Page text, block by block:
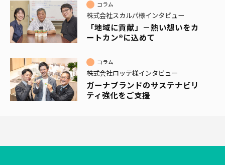
コラム
株式会社スカルパ様インタビュー
「地域に貢献」－熱い想いをカ
ートカン®に込めて
コラム
株式会社ロッテ様インタビュー
ガーナブランドのサステナビリ
ティ強化をご支援